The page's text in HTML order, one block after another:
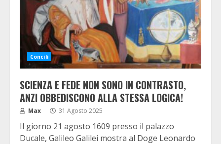
Concili
SCIENZA E FEDE NON SONO IN CONTRASTO,
ANZI OBBEDISCONO ALLA STESSA LOGICA!
Max 31 Agosto 2025
Il giorno 21 agosto 1609 presso il palazzo
Ducale, Galileo Galilei mostra al Doge Leonardo